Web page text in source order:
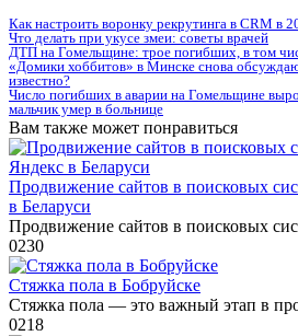
Как настроить воронку рекрутинга в CRM в
Что делать при укусе змеи: советы врачей
ДТП на Гомельщине: трое погибших, в том
«Домики хоббитов» в Минске снова
известно?
Число погибших в аварии на Гомельщине
мальчик умер в больнице
Вам также может понравиться
Продвижение сайтов в поисковых
в Беларуси
Продвижение сайтов в поисковых
0230
Стяжка пола в Бобруйске
Стяжка пола — это важный этап в
0218